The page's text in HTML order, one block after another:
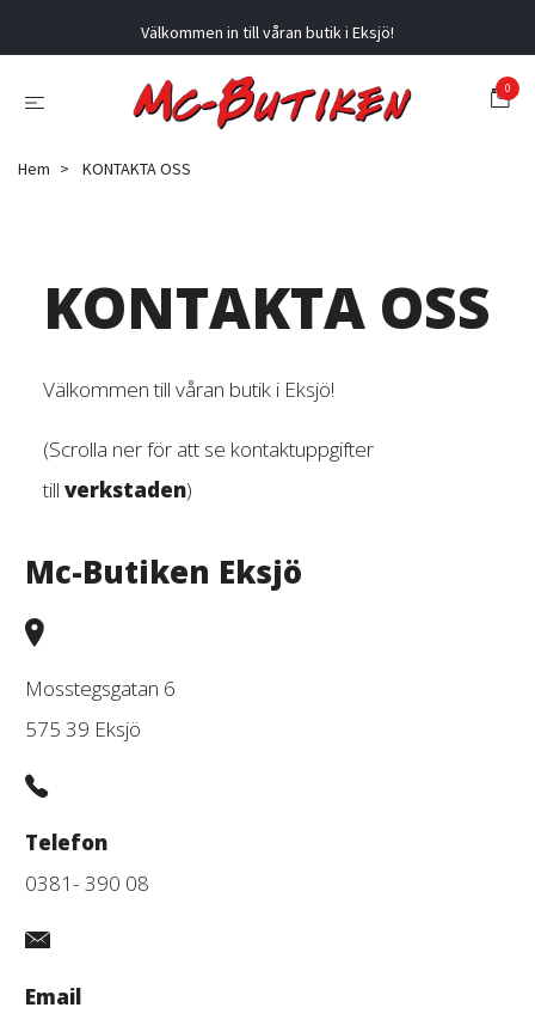
Välkommen in till våran butik i Eksjö!
0
Hem KONTAKTA OSS
KONTAKTA OSS
Välkommen till våran butik i Eksjö!
(Scrolla ner för att se kontaktuppgifter
till verkstaden)
Mc-Butiken Eksjö
Mosstegsgatan 6
575 39 Eksjö
Telefon
0381- 390 08
Email